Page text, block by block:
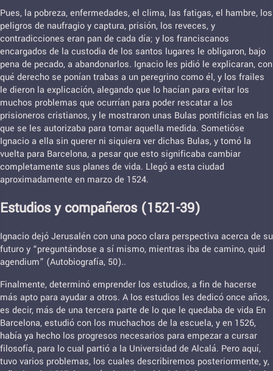
Pues, la pobreza, enfermedades, el clima, las fatigas, el hambre, los
peligros de naufragio y captura, prisión, los reveces, y
contradicciones eran pan de cada día; y los franciscanos
encargados de la custodia de los santos lugares le obligaron, bajo
pena de pecado, a abandonarlos. Ignacio les pidió le explicaran, con
qué derecho se ponían trabas a un peregrino como él, y los frailes
le dieron la explicación, alegando que lo hacían para evitar los
muchos problemas que ocurrían para poder rescatar a los
prisioneros cristianos, y le mostraron unas Bulas pontificias en las
que se les autorizaba para tomar aquella medida. Sometióse
Ignacio a ella sin querer ni siquiera ver dichas Bulas, y tomó la
vuelta para Barcelona, a pesar que esto significaba cambiar
completamente sus planes de vida. Llegó a esta ciudad
aproximadamente en marzo de 1524.
Estudios y compañeros (1521-39)
Ignacio dejó Jerusalén con una poco clara perspectiva acerca de su
futuro y “preguntándose a sí mismo, mientras iba de camino, quid
agendium” (Autobiografía, 50)..
Finalmente, determinó emprender los estudios, a fin de hacerse
más apto para ayudar a otros. A los estudios les dedicó once años,
es decir, más de una tercera parte de lo que le quedaba de vida En
Barcelona, estudió con los muchachos de la escuela, y en 1526,
había ya hecho los progresos necesarios para empezar a cursar
filosofía, para lo cual partió a la Universidad de Alcalá. Pero aquí,
tuvo varios problemas, los cuales describiremos posteriormente, y,